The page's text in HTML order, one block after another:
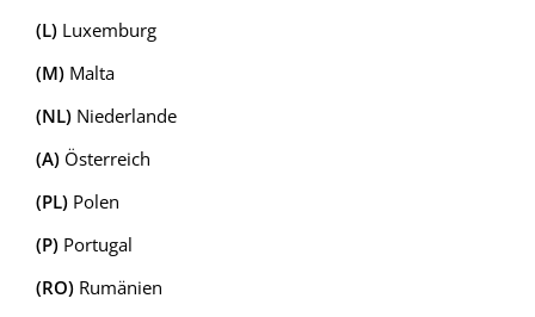
(L) Luxemburg
(M) Malta
(NL) Niederlande
(A) Österreich
(PL) Polen
(P) Portugal
(RO) Rumänien